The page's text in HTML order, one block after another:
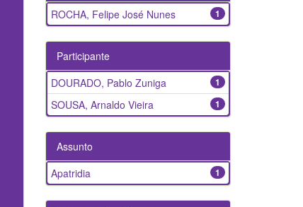
1
ROCHA, Felipe José Nunes
Participante
1
DOURADO, Pablo Zuniga
1
SOUSA, Arnaldo Vieira
Assunto
1
Apatridia